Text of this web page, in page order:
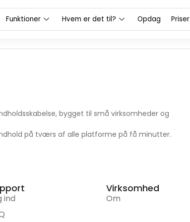
Funktioner Hvem er det til? Opdag Priser
bygget til små virksomheder og
på tværs af alle platforme på få minutter.
ind
Virksomhed
Om